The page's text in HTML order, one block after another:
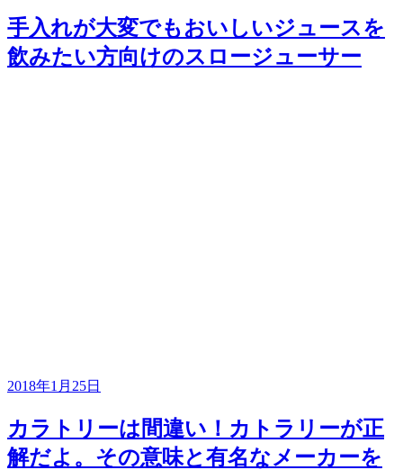
手入れが大変でもおいしいジュースを
飲みたい方向けのスロージューサー
2018年1月25日
カラトリーは間違い！カトラリーが正
解だよ。その意味と有名なメーカーを